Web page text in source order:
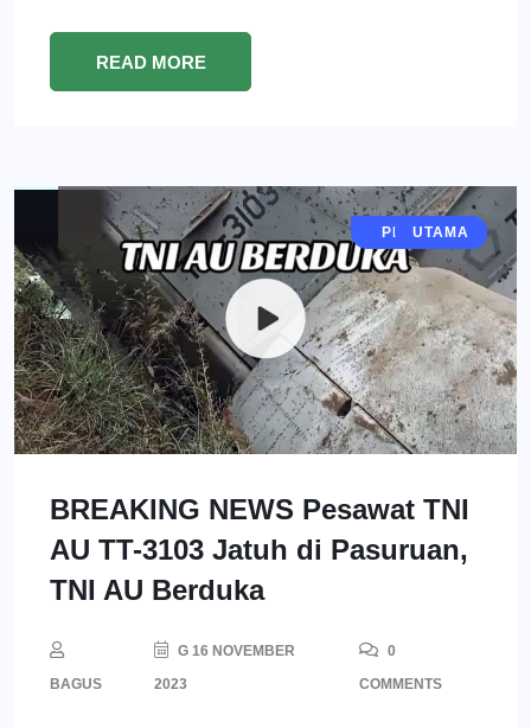
READ MORE
BERITA
JAWA TIMUR
PERISTIWA
UTAMA
BREAKING NEWS Pesawat TNI
AU TT-3103 Jatuh di Pasuruan,
TNI AU Berduka
BAGUS
G 16 NOVEMBER
2023
0
COMMENTS